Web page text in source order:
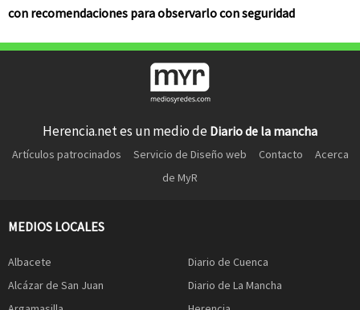
con recomendaciones para observarlo con seguridad
Herencia.net es un medio de Diario de la mancha
Artículos patrocinados Servicio de Diseño web Contacto
Acerca
de MyR
MEDIOS LOCALES
Albacete
Alcázar de San Juan
Diario de Cuenca
Diario de La Mancha